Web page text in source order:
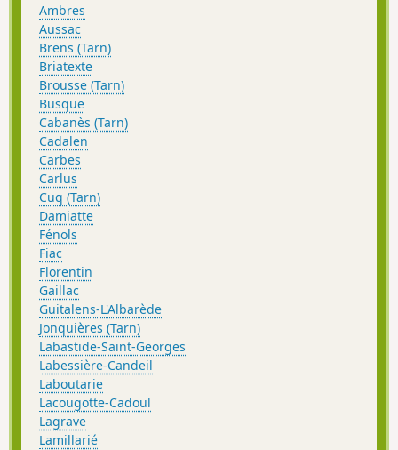
Ambres
Aussac
Brens (Tarn)
Briatexte
Brousse (Tarn)
Busque
Cabanès (Tarn)
Cadalen
Carbes
Carlus
Cuq (Tarn)
Damiatte
Fénols
Fiac
Florentin
Gaillac
Guitalens-L'Albarède
Jonquières (Tarn)
Labastide-Saint-Georges
Labessière-Candeil
Laboutarie
Lacougotte-Cadoul
Lagrave
Lamillarié